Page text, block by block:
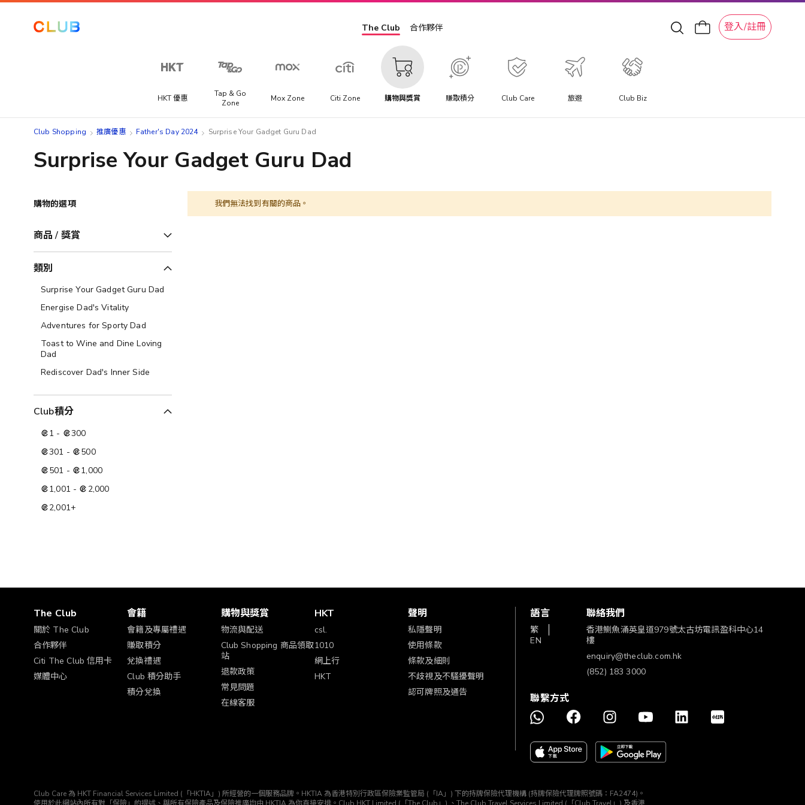
The Club 合作夥伴 登入/註冊
HKT 優惠
Tap & Go
Zone
Mox Zone Citi Zone 購物與獎賞 賺取積分 Club Care 旅遊 Club Biz
Club Shopping 推廣優惠 Father's Day 2024 Surprise Your Gadget Guru Dad
Surprise Your Gadget Guru Dad
我們無法找到有關的商品。
購物的選項
商品 / 獎賞
類別
Surprise Your Gadget Guru Dad
Energise Dad's Vitality
Adventures for Sporty Dad
Toast to Wine and Dine Loving
Dad
Rediscover Dad's Inner Side
Club積分
1 -
300
301 -
500
501 -
1,000
1,001 -
2,000
2,001+
The Club
關於 The Club
合作夥伴
Citi The Club 信用卡
媒體中心
會籍
會籍及專屬禮遇
賺取積分
兌換禮遇
Club 積分助手
積分兌換
購物與獎賞
物流與配送
Club Shopping 商品領取
站
退款政策
常見問題
在線客服
HKT
csl.
1010
網上行
HKT
聲明
私隱聲明
使用條款
條款及細則
不歧視及不騷擾聲明
認可牌照及通告
語言
繁
EN
聯絡我們
香港鰂魚涌英皇道979號太古坊電訊盈科中心14
樓
enquiry@theclub.com.hk
(852) 183 3000
聯繫方式
Club Care 為 HKT Financial Services Limited (「HKTIA」) 所經營的一個服務品牌。HKTIA 為香港特別行政區保險業監管局 (「IA」) 下的持牌保險代理機構 (持牌保險代理牌照號碼：FA2474)。